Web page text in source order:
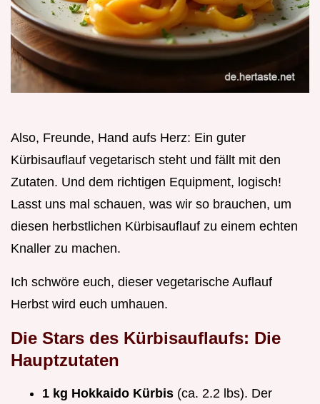
Also, Freunde, Hand aufs Herz: Ein guter
Kürbisauflauf vegetarisch steht und fällt mit den
Zutaten. Und dem richtigen Equipment, logisch!
Lasst uns mal schauen, was wir so brauchen, um
diesen herbstlichen Kürbisauflauf zu einem echten
Knaller zu machen.
Ich schwöre euch, dieser vegetarische Auflauf
Herbst wird euch umhauen.
Die Stars des Kürbisauflaufs: Die
Hauptzutaten
1 kg Hokkaido Kürbis (ca. 2.2 lbs). Der